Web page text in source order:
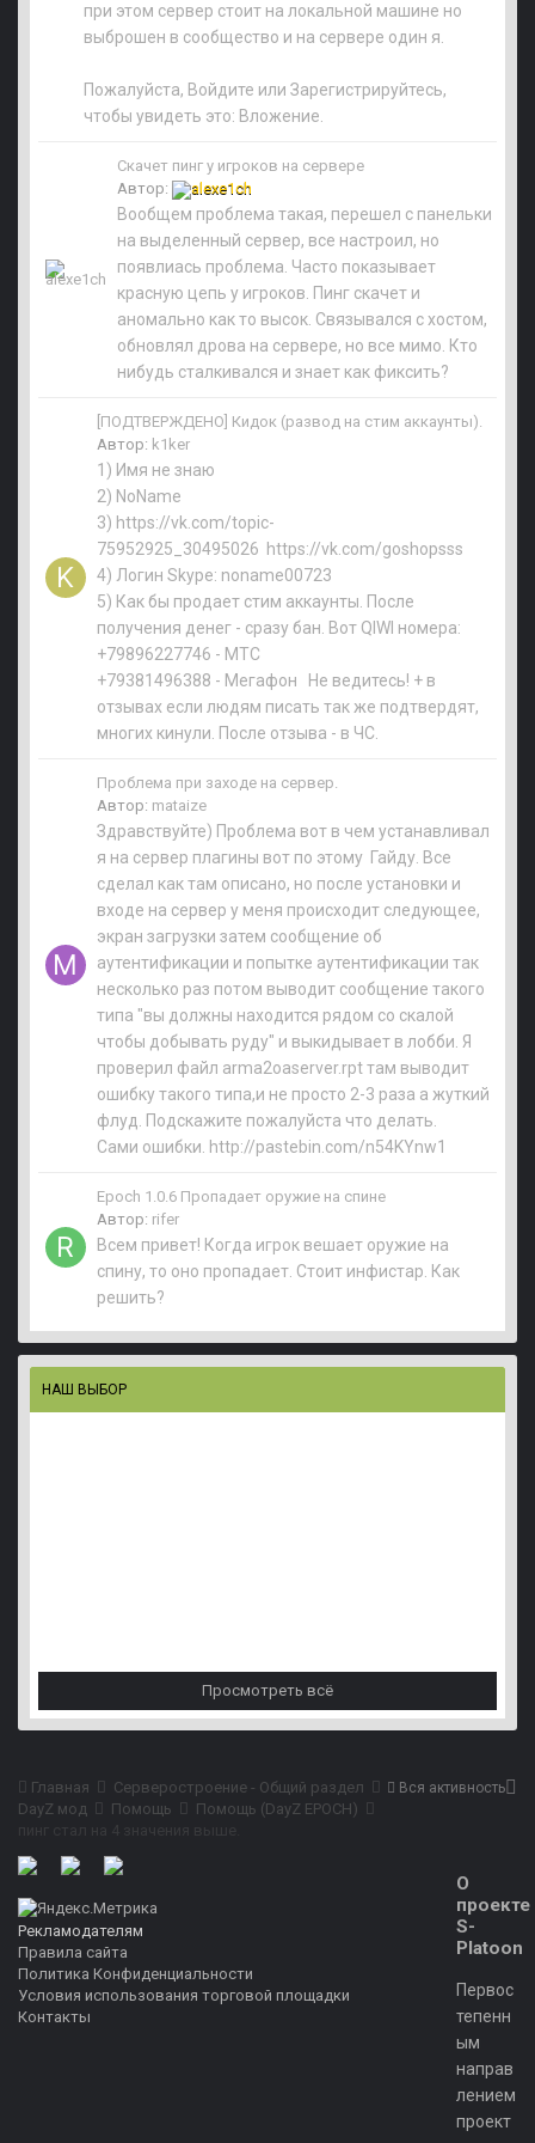
при этом сервер стоит на локальной машине но
выброшен в сообщество и на сервере один я.
Пожалуйста, Войдите или Зарегистрируйтесь,
чтобы увидеть это: Вложение.
Скачет пинг у игроков на сервере
Автор:
alexe1ch
Вообщем проблема такая, перешел с панельки
на выделенный сервер, все настроил, но
появлиась проблема. Часто показывает
красную цепь у игроков. Пинг скачет и
аномально как то высок. Связывался с хостом,
обновлял дрова на сервере, но все мимо. Кто
нибудь сталкивался и знает как фиксить?
[ПОДТВЕРЖДЕНО] Кидок (развод на стим аккаунты).
Автор: k1ker
1) Имя не знаю
2) NoName
3) https://vk.com/topic-
75952925_30495026 https://vk.com/goshopsss
4) Логин Skype: noname00723
5) Как бы продает стим аккаунты. После
получения денег - сразу бан. Вот QIWI номера:
+79896227746 - МТС
+79381496388 - Мегафон Не ведитесь! + в
отзывах если людям писать так же подтвердят,
многих кинули. После отзыва - в ЧС.
Проблема при заходе на сервер.
Автор: mataize
Здравствуйте) Проблема вот в чем устанавливал
я на сервер плагины вот по этому Гайду. Все
сделал как там описано, но после установки и
входе на сервер у меня происходит следующее,
экран загрузки затем сообщение об
аутентификации и попытке аутентификации так
несколько раз потом выводит сообщение такого
типа "вы должны находится рядом со скалой
чтобы добывать руду" и выкидывает в лобби. Я
проверил файл arma2oaserver.rpt там выводит
ошибку такого типа,и не просто 2-3 раза а жуткий
флуд. Подскажите пожалуйста что делать.
Сами ошибки. http://pastebin.com/n54KYnw1
Epoch 1.0.6 Пропадает оружие на спине
Автор: rifer
Всем привет! Когда игрок вешает оружие на
спину, то оно пропадает. Стоит инфистар. Как
решить?
НАШ ВЫБОР
Просмотреть всё
Вся активность
Главная
Серверостроение - Общий раздел
DayZ мод
Помощь
Помощь (DayZ EPOCH)
Рекламодателям
Правила сайта
Политика Конфиденциальности
Условия использования торговой площадки
Контакты
О
проекте
S-
Platoon
Первос
тепенн
ым
направ
лением
проект